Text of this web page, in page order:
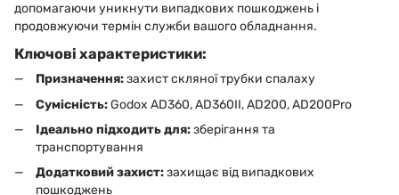
допомагаючи уникнути випадкових пошкоджень і
продовжуючи термін служби вашого обладнання.
Ключові характеристики:
Призначення:захист скляної трубки спалаху
Сумісність:Godox AD360, AD360II, AD200, AD200Pro
Ідеально підходить для:зберігання та
транспортування
Додатковий захист:захищає від випадкових
пошкоджень